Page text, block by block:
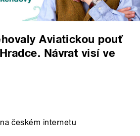
Aviatickou pouť
Návrat visí ve
českém internetu